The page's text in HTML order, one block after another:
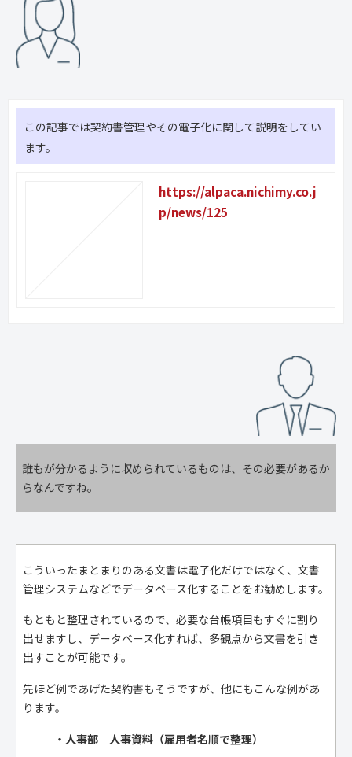
この記事では契約書管理やその電子化に関して説明をしてい
ます。
https://alpaca.nichimy.co.j
p/news/125
誰もが分かるように収められているものは、その必要があるか
らなんですね。
こういったまとまりのある文書は電子化だけではなく、文書
管理システムなどでデータベース化することをお勧めします。
もともと整理されているので、必要な台帳項目もすぐに割り
出せますし、データベース化すれば、多観点から文書を引き
出すことが可能です。
先ほど例であげた契約書もそうですが、他にもこんな例があ
ります。
・人事部 人事資料（雇用者名順で整理）